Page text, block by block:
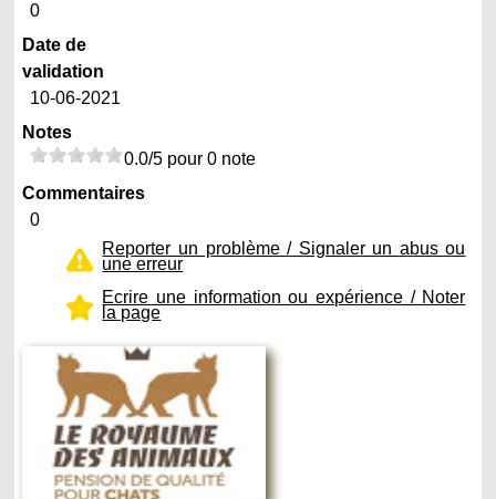
0
Date de
validation
10-06-2021
Notes
0.0/5 pour 0 note
Commentaires
0
Reporter un problème / Signaler un abus ou
une erreur
Ecrire une information ou expérience / Noter
la page